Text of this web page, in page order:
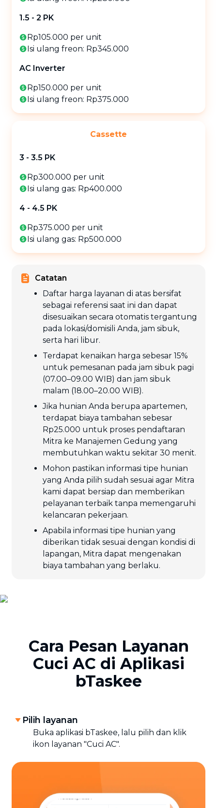
1.5 - 2 PK
Rp105.000 per unit
Isi ulang freon: Rp345.000
AC Inverter
Rp150.000 per unit
Isi ulang freon: Rp375.000
Cassette
3 - 3.5 PK
Rp300.000 per unit
Isi ulang gas: Rp400.000
4 - 4.5 PK
Rp375.000 per unit
Isi ulang gas: Rp500.000
Catatan
Daftar harga layanan di atas bersifat
sebagai referensi saat ini dan dapat
disesuaikan secara otomatis tergantung
pada lokasi/domisili Anda, jam sibuk,
serta hari libur.
Terdapat kenaikan harga sebesar 15%
untuk pemesanan pada jam sibuk pagi
(07.00–09.00 WIB) dan jam sibuk
malam (18.00–20.00 WIB).
Jika hunian Anda berupa apartemen,
terdapat biaya tambahan sebesar
Rp25.000 untuk proses pendaftaran
Mitra ke Manajemen Gedung yang
membutuhkan waktu sekitar 30 menit.
Mohon pastikan informasi tipe hunian
yang Anda pilih sudah sesuai agar Mitra
kami dapat bersiap dan memberikan
pelayanan terbaik tanpa memengaruhi
kelancaran pekerjaan.
Apabila informasi tipe hunian yang
diberikan tidak sesuai dengan kondisi di
lapangan, Mitra dapat mengenakan
biaya tambahan yang berlaku.
Cara Pesan Layanan
Cuci AC di Aplikasi
bTaskee
Pilih layanan
Buka aplikasi bTaskee, lalu pilih dan klik
ikon layanan "Cuci AC".